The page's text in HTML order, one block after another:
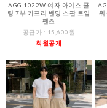
AGG 1022W 여자 아이스 쿨
링 7부 카프리 밴딩 스판 트임
팬츠
공급가 :15,600원
회원공개
워